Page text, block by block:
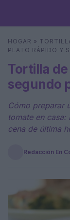
Buscar
HOGAR »
PLATO RÁPIDO Y
Tortilla
segundo
Cómo preparar
tomate en
cena de última
Redacción En